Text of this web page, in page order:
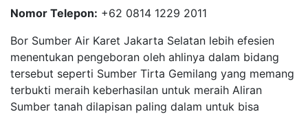
Nomor Telepon: +62 0814 1229 2011
Bor Sumber Air Karet Jakarta Selatan lebih efesien
menentukan pengeboran oleh ahlinya dalam bidang
tersebut seperti Sumber Tirta Gemilang yang memang
terbukti meraih keberhasilan untuk meraih Aliran
Sumber tanah dilapisan paling dalam untuk bisa